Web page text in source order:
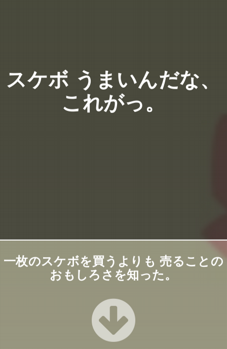
スケボ うまいんだな、
これがっ。
一枚のスケボを買うよりも 売ることの
おもしろさを知った。